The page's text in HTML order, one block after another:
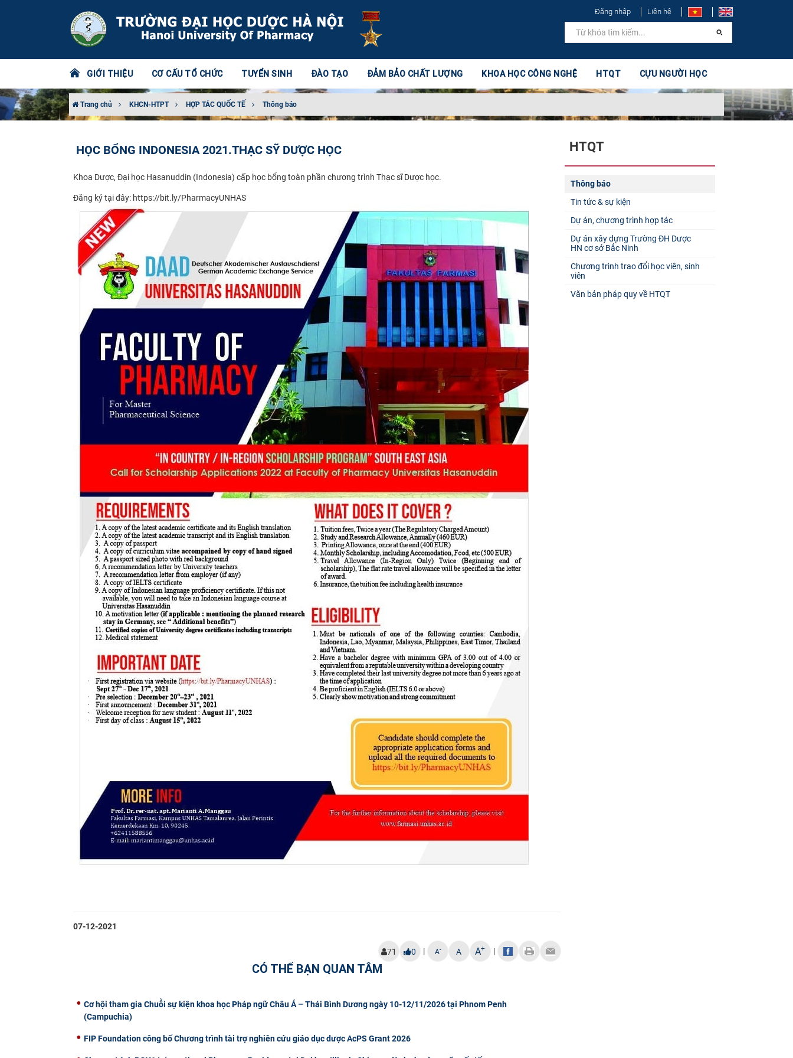
Đăng nhập Liên hệ
GIỚI THIỆU CƠ CẤU TỔ CHỨC TUYỂN SINH ĐÀO TẠO ĐẢM BẢO CHẤT LƯỢNG KHOA HỌC CÔNG NGHỆ HTQT CỰU NGƯỜI HỌC
Trang chủ KHCN-HTPT HỢP TÁC QUỐC TẾ Thông báo
HỌC BỔNG INDONESIA 2021.THẠC SỸ DƯỢC HỌC
Khoa Dược, Đại học Hasanuddin (Indonesia) cấp học bổng toàn phần chương trình Thạc sĩ Dược học. ​
Đăng ký tại đây: https://bit.ly/PharmacyUNHAS
07-12-2021
71 0 | A- A A+ |
CÓ THỂ BẠN QUAN TÂM
Cơ hội tham gia Chuỗi sự kiện khoa học Pháp ngữ Châu Á – Thái Bình Dương ngày 10-12/11/2026 tại Phnom Penh
(Campuchia)
FIP Foundation công bố Chương trình tài trợ nghiên cứu giáo dục dược AcPS Grant 2026
HTQT
Thông báo
Tin tức & sự kiện
Dự án, chương trình hợp tác
Dự án xây dựng Trường ĐH Dược
HN cơ sở Bắc Ninh
Chương trình trao đổi học viên, sinh
viên
Văn bản pháp quy về HTQT